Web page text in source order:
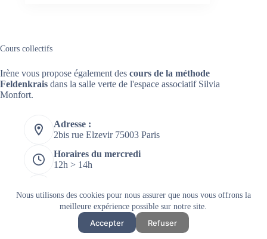
Nous utilisons des cookies pour nous assurer que nous vous offrons la
meilleure expérience possible sur notre site.
Accepter Refuser
Cours collectifs
Irène vous propose également des cours de la méthode
Feldenkrais dans la salle verte de l'espace associatif Silvia
Monfort.
Adresse :
2bis rue Elzevir 75003 Paris
Horaires du mercredi
12h > 14h
14h > 18h
Mobile :
06 70 69 69 65